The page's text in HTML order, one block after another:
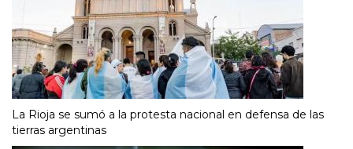
La Rioja se sumó a la protesta nacional en defensa de las
tierras argentinas